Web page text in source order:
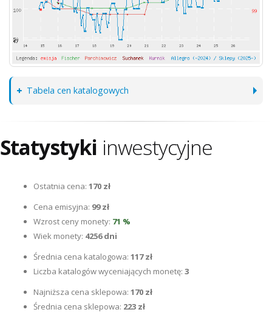
Tabela cen katalogowych
Statystyki inwestycyjne
Ostatnia cena: 170 zł
Cena emisyjna: 99 zł
Wzrost ceny monety: 71 %
Wiek monety: 4256 dni
Średnia cena katalogowa: 117 zł
Liczba katalogów wyceniających monetę: 3
Najniższa cena sklepowa: 170 zł
Średnia cena sklepowa: 223 zł